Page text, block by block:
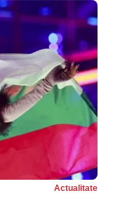
Actualitate